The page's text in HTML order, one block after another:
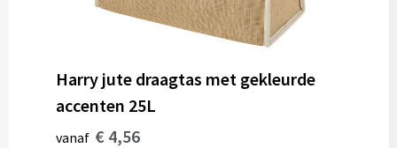
Harry jute draagtas met gekleurde
accenten 25L
vanaf € 4,56